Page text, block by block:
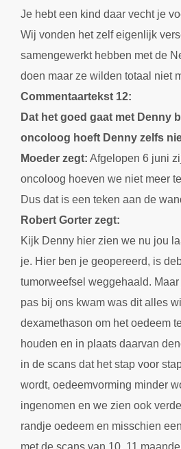
Je hebt een kind daar vecht je
Wij vonden het zelf eigenlijk
samengewerkt hebben met de
doen maar ze wilden totaal niet
Commentaartekst 12:
Dat het goed gaat met Denny
oncoloog hoeft Denny zelfs
Moeder zegt: Afgelopen 6 juni
oncoloog hoeven we niet meer
Dus dat is een teken aan de
Robert Gorter zegt:
Kijk Denny hier zien we nu jou
je. Hier ben je geopereerd, is
tumorweefsel weggehaald.
pas bij ons kwam was dit alles
dexamethason om het oedeem
houden en in plaats daarvan
in de scans dat het stap voor
wordt, oedeemvorming minder
ingenomen en we zien ook
randje oedeem en misschien
met de scans van 10, 11